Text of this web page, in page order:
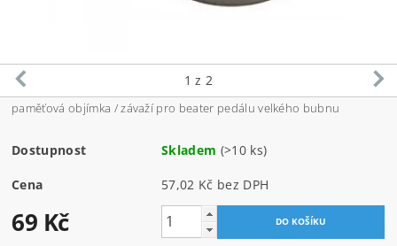
1 z 2
paměťová objímka / závaží pro beater pedálu velkého bubnu
Dostupnost Skladem (>10 ks)
Cena 57,02 Kč bez DPH
69 Kč